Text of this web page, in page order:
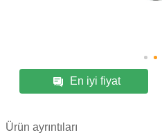
En iyi fiyat
Ürün ayrıntıları